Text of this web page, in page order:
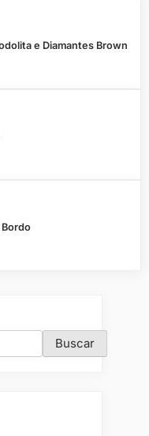
e Diamantes Brown
Buscar